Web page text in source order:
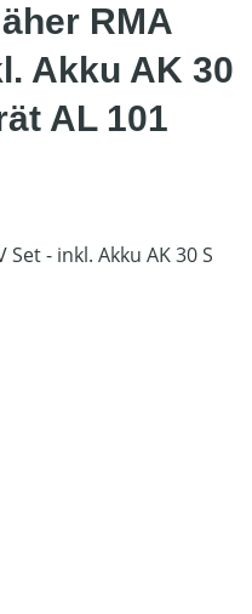
RMA
Akku AK 30
AL 101